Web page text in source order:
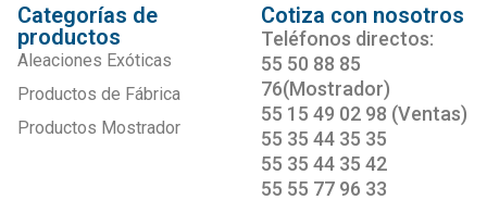
Categorías de
productos
Aleaciones Exóticas
Productos de Fábrica
Productos Mostrador
Cotiza con nosotros
Teléfonos directos:
55 50 88 85
76(Mostrador)
55 15 49 02 98 (Ventas)
55 35 44 35 35
55 35 44 35 42
55 55 77 96 33